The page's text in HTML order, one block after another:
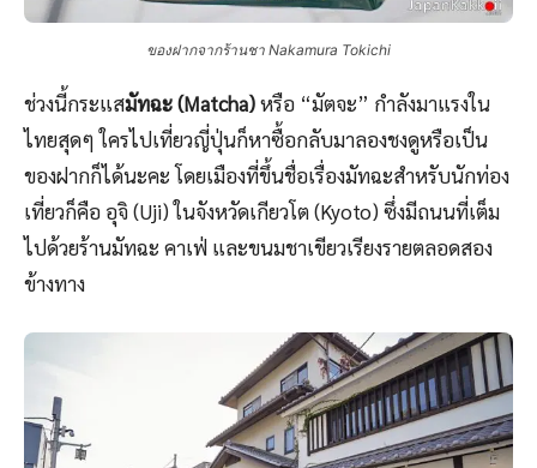
ของฝากจากร้านชา Nakamura Tokichi
ช่วงนี้กระแสมัทฉะ (Matcha)หรือ “มัตจะ” กำลังมาแรงใน
ไทยสุดๆ ใครไปเที่ยวญี่ปุ่นก็หาซื้อกลับมาลองชงดูหรือเป็น
ของฝากก็ได้นะคะ โดยเมืองที่ขึ้นชื่อเรื่องมัทฉะสำหรับนักท่อง
เที่ยวก็คือ อุจิ (Uji) ในจังหวัดเกียวโต (Kyoto) ซึ่งมีถนนที่เต็ม
ไปด้วยร้านมัทฉะ คาเฟ่ และขนมชาเขียวเรียงรายตลอดสอง
ข้างทาง